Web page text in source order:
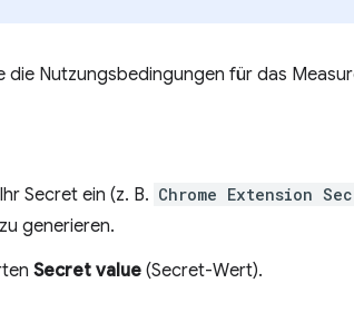
die Nutzungsbedingungen für das
Secret ein (z. B. Chrome Extension
generieren.
Secret value (Secret-Wert).